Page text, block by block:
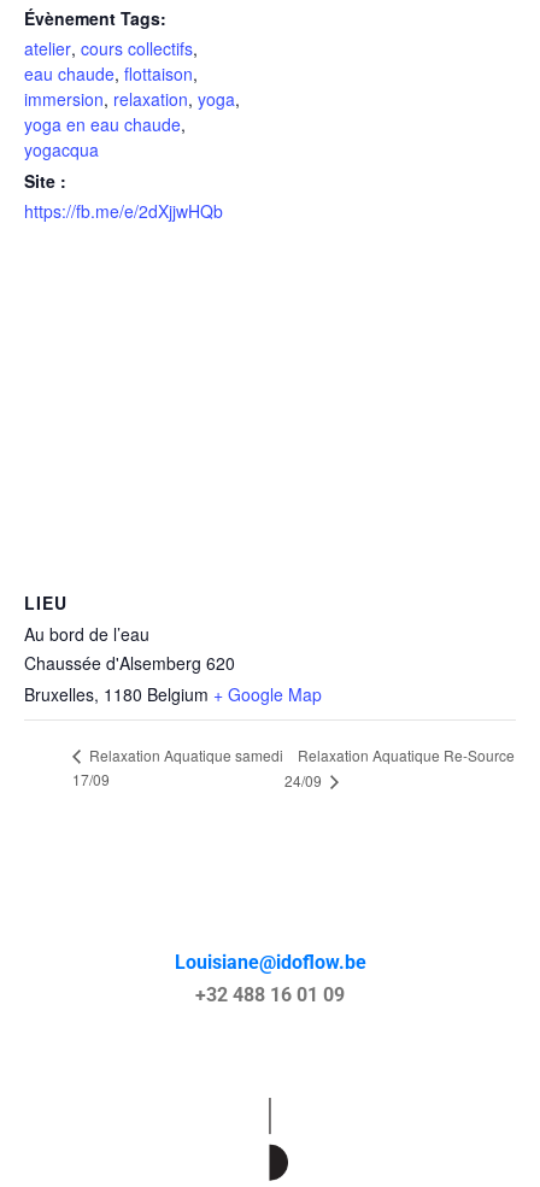
Évènement Tags:
atelier, cours collectifs,
eau chaude, flottaison,
immersion, relaxation, yoga,
yoga en eau chaude,
yogacqua
Site :
https://fb.me/e/2dXjjwHQb
LIEU
Au bord de l’eau
Chaussée d'Alsemberg 620
Bruxelles, 1180 Belgium + Google Map
Relaxation Aquatique samedi
17/09
Relaxation Aquatique Re-Source
24/09
Louisiane@idoflow.be
+32 488 16 01 09